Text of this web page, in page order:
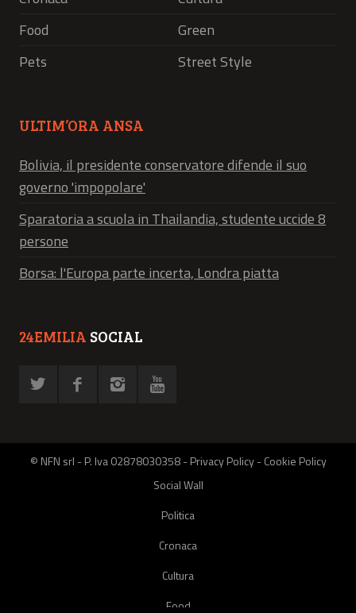
Food
Green
Pets
Street Style
ULTIM’ORA ANSA
Bolivia, il presidente conservatore difende il suo
governo 'impopolare'
Sparatoria a scuola in Thailandia, studente uccide 8
persone
Borsa: l'Europa parte incerta, Londra piatta
24EMILIA SOCIAL
© NFN srl - P. Iva 02878030358 -Privacy Policy-Cookie Policy
Social Wall
Politica
Cronaca
Cultura
Food